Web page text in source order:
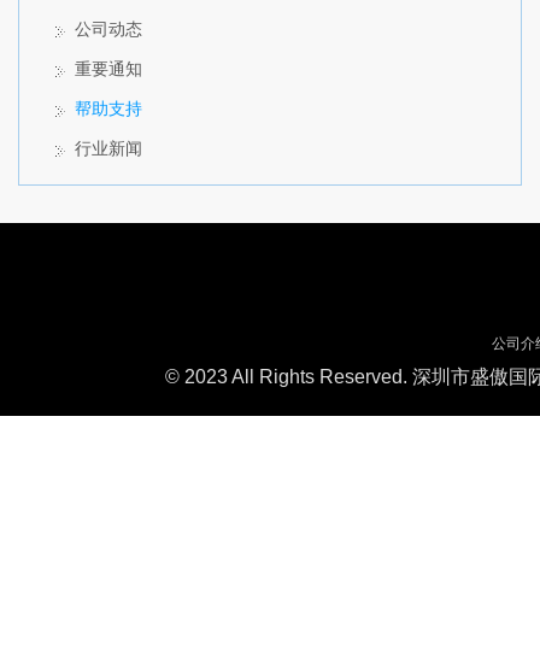
公司动态
重要通知
帮助支持
行业新闻
公司介
© 2023 All Rights Reserved. 深圳市盛傲国